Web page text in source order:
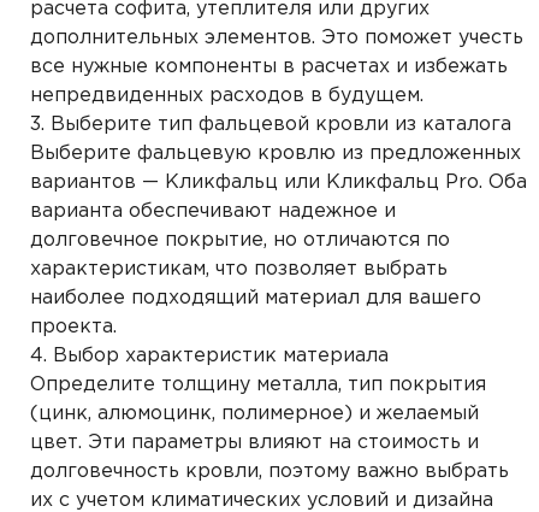
расчета софита, утеплителя или других
дополнительных элементов. Это поможет учесть
все нужные компоненты в расчетах и избежать
непредвиденных расходов в будущем.
Выберите тип фальцевой кровли из каталога
Выберите фальцевую кровлю из предложенных
вариантов — Кликфальц или Кликфальц Pro. Оба
варианта обеспечивают надежное и
долговечное покрытие, но отличаются по
характеристикам, что позволяет выбрать
наиболее подходящий материал для вашего
проекта.
Выбор характеристик материала
Определите толщину металла, тип покрытия
(цинк, алюмоцинк, полимерное) и желаемый
цвет. Эти параметры влияют на стоимость и
долговечность кровли, поэтому важно выбрать
их с учетом климатических условий и дизайна